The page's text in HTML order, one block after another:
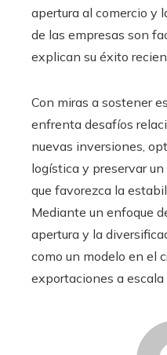
apertura al comercio y
de las empresas son
explican su éxito
Con miras a sostener
enfrenta desafíos
nuevas inversiones,
logística y preservar
que favorezca la
Mediante un enfoque
apertura y la
como un modelo en el
exportaciones a